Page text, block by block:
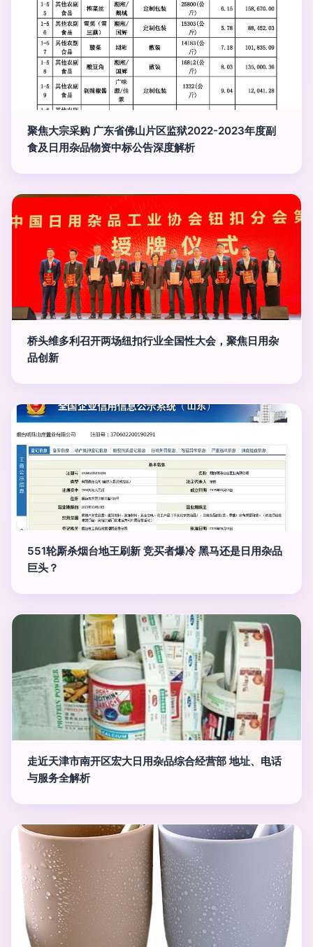
聚焦大宗采购 广东省佛山片区监狱2022-2023年度副
食及日用杂品物资中标公告深度解析
桥头维多利召开两场纽扣行业全国性大会，聚焦日用杂
品创新
551轮厮杀烟台地王刷新 竞买者爆冷 黑马还是日用杂品
巨头？
走近天津市南开区宏大日用杂品综合经营部 地址、电话
与服务全解析